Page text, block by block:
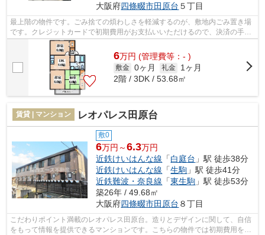
大阪府四條畷市田原台 ５丁目
最上階の物件です。ごみ捨ての煩わしさを軽減するのが、敷地内ごみ置き場
です。クレジットカードで初期費用がお支払いいただけるので、決済の手間
が軽減できます。近鉄けいはんな線白...
6万円 (管理費等：- )
敷金 0ヶ月 礼金
1ヶ月
2階 / 3DK / 53.68㎡
賃貸 | マンション レオパレス田原台
敷0
6万円～6.3万円
近鉄けいはんな線 「白庭台 」駅 徒歩38分
近鉄けいはんな線 「生駒 」駅 徒歩41分
近鉄難波・奈良線 「東生駒 」駅 徒歩53分
築26年 / 49.68㎡
大阪府四條畷市田原台 ８丁目
こだわりポイント満載のレオパレス田原台。造りとデザインに関して、自信
をもって情報を提供できるマンションです。こちらの物件では初期費用をカ